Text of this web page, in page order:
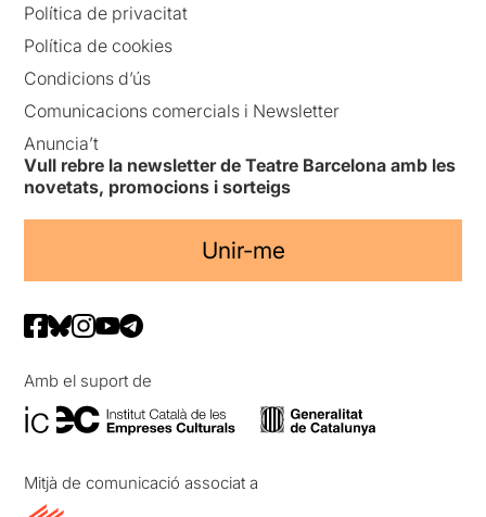
Política de privacitat
Política de cookies
Condicions d’ús
Comunicacions comercials i Newsletter
Anuncia’t
Vull rebre la newsletter de Teatre Barcelona amb les
novetats, promocions i sorteigs
Unir-me
Amb el suport de
Mitjà de comunicació associat a